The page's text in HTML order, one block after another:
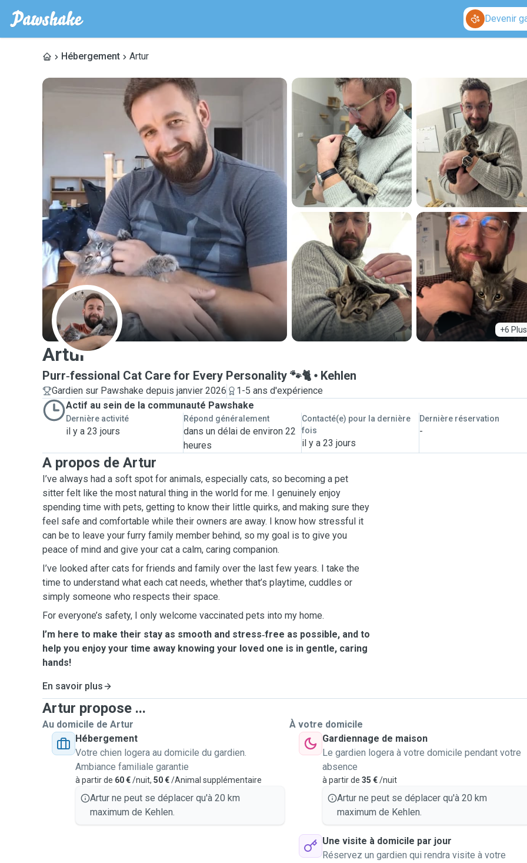
Devenir
Hébergement Artur
+6 Plus
A
Artur
Purr‑fessional Cat Care for Every Personality 🐾🐈 Kehlen
Gardien sur Pawshake depuis janvier 2026
1-5 ans d'expérience
Actif au sein de la communauté Pawshake
Dernière activité
il y a 23 jours
Répond généralement
dans un délai de environ 22
heures
Contacté(e) pour la dernière
fois
il y a 23 jours
Dernière réservation
-
A propos de Artur
I’ve always had a soft spot for animals, especially cats, so becoming a pet
sitter felt like the most natural thing in the world for me. I genuinely enjoy
spending time with pets, getting to know their little quirks, and making sure they
feel safe and comfortable while their owners are away. I know how stressful it
can be to leave your furry family member behind, so my goal is to give you
peace of mind and give your cat a calm, caring companion.
I’ve looked after cats for friends and family over the last few years. I take the
time to understand what each cat needs, whether that’s playtime, cuddles or
simply someone who respects their space.
For everyone’s safety, I only welcome vaccinated pets into my home.
I’m here to make their stay as smooth and stress‑free as possible, and to
help you enjoy your time away knowing your loved one is in gentle, caring
hands!
En savoir plus
Artur propose ...
Au domicile de Artur
Hébergement
Votre chien logera au domicile du gardien.
Ambiance familiale garantie
à partir de 60 €/nuit, 50 €/Animal supplémentaire
Artur ne peut se déplacer qu'à 20 km
maximum de Kehlen.
À votre domicile
Gardiennage de maison
Le gardien logera à votre domicile pendant votre
absence
à partir de 35 €/nuit
Artur ne peut se déplacer qu'à 20 km
maximum de Kehlen.
Une visite à domicile par jour
Réservez un gardien qui rendra visite à votre